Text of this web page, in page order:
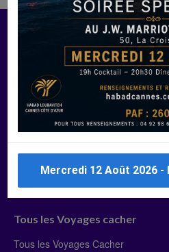
Manger Cacher
Liste des restaurants cacher
Restaurants cacher à Paris
Restaurants cacher à Deauville
Restaurants cacher à Lyon
Restaurants cacher à Marseille
Restaurants cacher Dubaï
Tous les Voyages cacher
Tous les Voyages Cacher